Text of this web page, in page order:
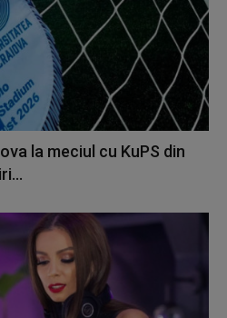
la meciul cu KuPS din